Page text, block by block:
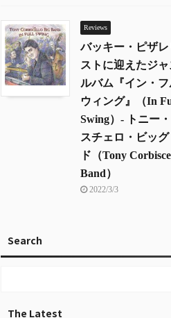
Reviews
バッキー・ピザ
ストに迎えたジ
ルバム『イン・
ウィング』（In
Swing）- トニー
スチェロ・ビッ
ド（Tony
Band）
2022/3/3
Search
The Latest